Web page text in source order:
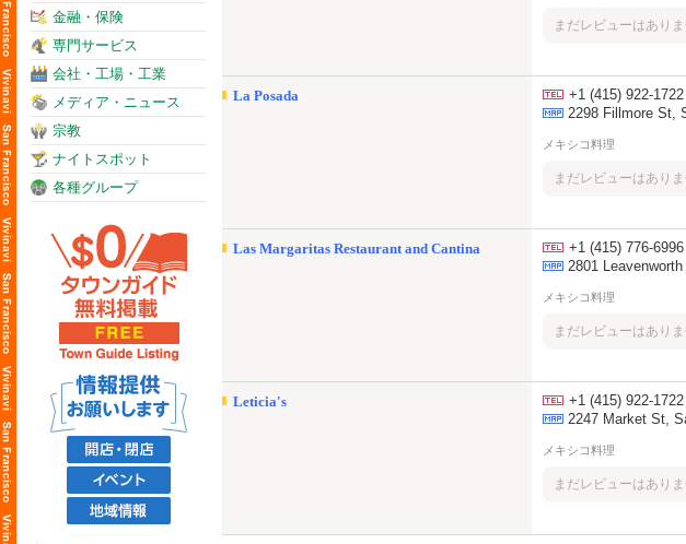
金融・保険
専門サービス
会社・工場・工業
メディア・ニュース
宗教
ナイトスポット
各種グループ
まだレビューはありま
La Posada
+1 (415) 922-1722
2298 Fillmore St,
メキシコ料理
まだレビューはありま
Las Margaritas Restaurant and Cantina
+1 (415) 776-6996
2801
メキシコ料理
まだレビューはありま
Leticia's
+1 (415) 922-1722
2247 Market St,
メキシコ料理
まだレビューはありま